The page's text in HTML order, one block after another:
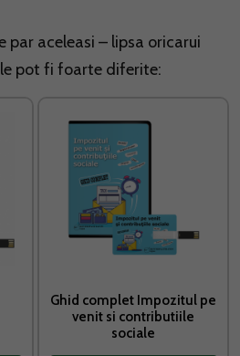
par aceleasi – lipsa oricarui
pot fi foarte diferite:
Ghid complet Impozitul pe
venit si contributiile
sociale